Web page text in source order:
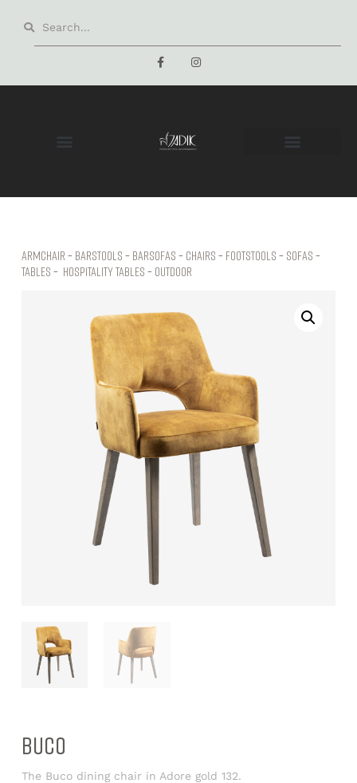
Armchair – Barstools – Barsofas – Chairs – Footstools – Sofas –
Tables – hospitality tables – Outdoor
BUCO
The Buco dining chair in Adore gold 132.